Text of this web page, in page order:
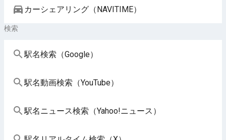
カーシェアリング（NAVITIME）
検索
駅名検索（Google）
駅名動画検索（YouTube）
駅名ニュース検索（Yahoo!ニュース）